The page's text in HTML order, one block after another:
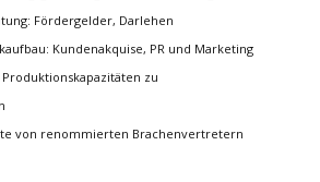
Fördergelder, Darlehen
Kundenakquise, PR und Marketing
zu
von renommierten Brachenvertretern